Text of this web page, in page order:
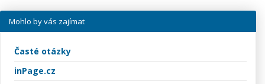
Mohlo by vás zajímat
Časté otázky
inPage.cz